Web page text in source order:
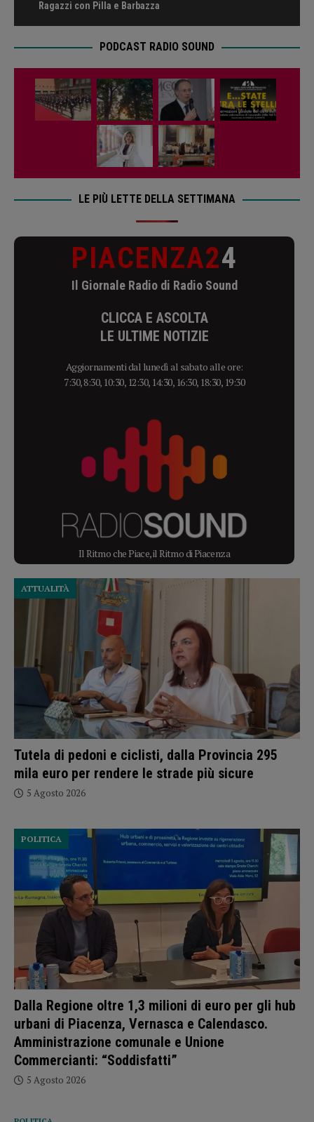
Ragazzi con Pilla e Barbazza
PODCAST RADIO SOUND
LE PIÙ LETTE DELLA SETTIMANA
PIACENZA24
Il Giornale Radio di Radio Sound
CLICCA E ASCOLTA
LE ULTIME NOTIZIE
Aggiornamenti dal lunedì al sabato alle ore:
7:30, 8:30, 10:30, 12:30, 14:30, 16:30, 18:30, 19:30
Il Ritmo che Piace, il Ritmo di Piacenza
Tutela di pedoni e ciclisti, dalla Provincia 295
mila euro per rendere le strade più sicure
ATTUALITÀ
5 Agosto 2026
Dalla Regione oltre 1,3 milioni di euro per gli hub
urbani di Piacenza, Vernasca e Calendasco.
Amministrazione comunale e Unione
Commercianti: “Soddisfatti”
POLITICA
5 Agosto 2026